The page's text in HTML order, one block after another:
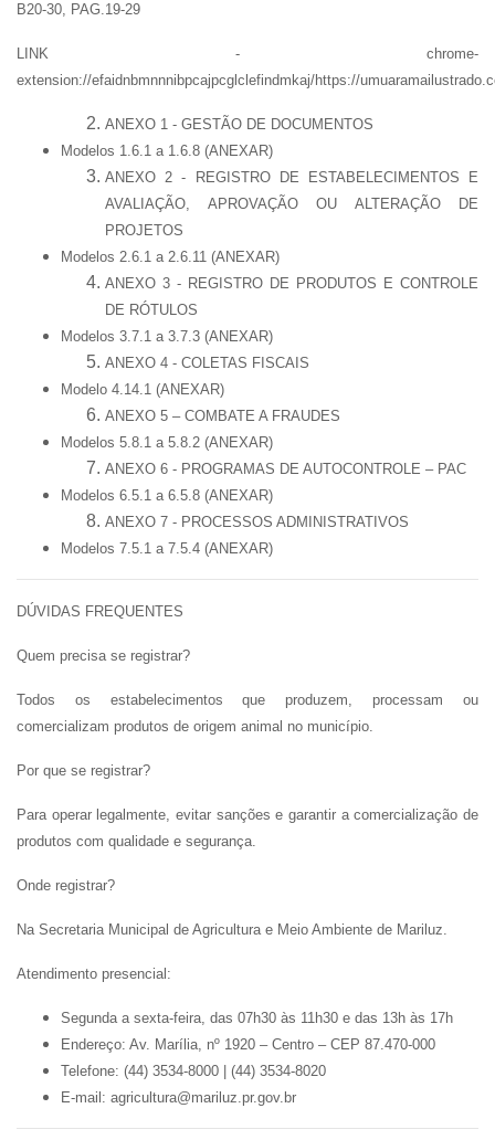
B20-30, PAG.19-29
LINK - chrome-
extension://efaidnbmnnnibpcajpcglclefindmkaj/https://
ANEXO 1 - GESTÃO DE DOCUMENTOS
Modelos 1.6.1 a 1.6.8 (ANEXAR)
ANEXO 2 - REGISTRO DE ESTABELECIMENTOS E
AVALIAÇÃO, APROVAÇÃO OU ALTERAÇÃO DE
PROJETOS
Modelos 2.6.1 a 2.6.11 (ANEXAR)
ANEXO 3 - REGISTRO DE PRODUTOS E CONTROLE
DE RÓTULOS
Modelos 3.7.1 a 3.7.3 (ANEXAR)
ANEXO 4 - COLETAS FISCAIS
Modelo 4.14.1 (ANEXAR)
ANEXO 5 – COMBATE A FRAUDES
Modelos 5.8.1 a 5.8.2 (ANEXAR)
ANEXO 6 - PROGRAMAS DE AUTOCONTROLE – PAC
Modelos 6.5.1 a 6.5.8 (ANEXAR)
ANEXO 7 - PROCESSOS ADMINISTRATIVOS
Modelos 7.5.1 a 7.5.4 (ANEXAR)
DÚVIDAS FREQUENTES
Quem precisa se registrar?
Todos os estabelecimentos que produzem, processam ou
comercializam produtos de origem animal no município.
Por que se registrar?
Para operar legalmente, evitar sanções e garantir a comercialização de
produtos com qualidade e segurança.
Onde registrar?
Na Secretaria Municipal de Agricultura e Meio Ambiente de Mariluz.
Atendimento presencial:
Segunda a sexta-feira, das 07h30 às 11h30 e das 13h às 17h
Endereço: Av. Marília, nº 1920 – Centro – CEP 87.470-000
Telefone: (44) 3534-8000 | (44) 3534-8020
E-mail: agricultura@mariluz.pr.gov.br